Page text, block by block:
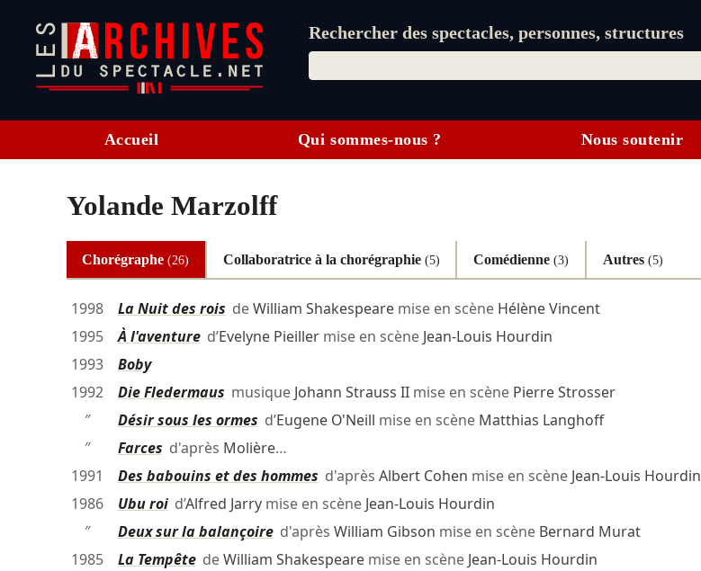
Rechercher des spectacles, personnes, structures
Accueil Qui sommes-nous ? Nous soutenir
Yolande Marzolff
Chorégraphe(26) Collaboratrice à la chorégraphie (5) Comédienne(3) Autres (5)
1998 La Nuit des rois deWilliam Shakespearemise en scène Hélène Vincent
1995
À l'aventured’Evelyne Pieillermise en scène Jean-Louis Hourdin
1993
Boby
1992
Die Fledermaus musique Johann Strauss IImise en scène Pierre Strosser
″
Désir sous les ormes d’Eugene O'Neill mise en scène Matthias Langhoff
″
Farces d'après Molière…
1991
Des babouins et des hommes d'après Albert Cohen mise en scène Jean-Louis Hourdin
1986
Ubu roid’Alfred Jarrymise en scène Jean-Louis Hourdin
″
Deux sur la balançoired'après William Gibson mise en scène Bernard Murat
1985
La TempêtedeWilliam Shakespearemise en scène Jean-Louis Hourdin